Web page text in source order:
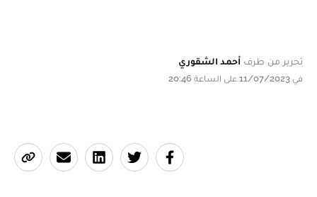
تحرير من طرف أحمد الشقوري
في 11/07/2023 على الساعة 20:46